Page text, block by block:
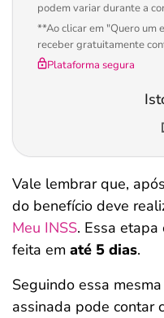
podem variar durante a
**Ao clicar em "Quero um
receber gratuitamente
Plataforma segura
Vale lembrar que,
do benefício deve
Meu INSS. Essa etapa
feita em até 5 dias.
Seguindo essa
assinada pode contar